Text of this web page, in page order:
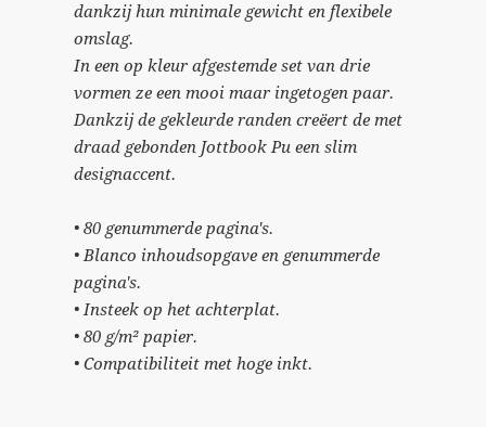
dankzij hun minimale gewicht en flexibele
omslag.
In een op kleur afgestemde set van drie
vormen ze een mooi maar ingetogen paar.
Dankzij de gekleurde randen creëert de met
draad gebonden Jottbook Pu een slim
designaccent.
• 80 genummerde pagina's.
• Blanco inhoudsopgave en genummerde
pagina's.
• Insteek op het achterplat.
• 80 g/m² papier.
• Compatibiliteit met hoge inkt.